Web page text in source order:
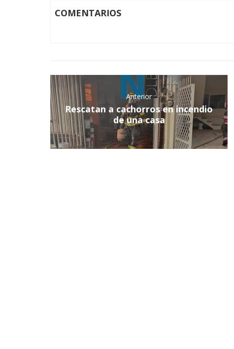
COMENTARIOS
Anterior
Rescatan a cachorros en incendio
de una casa